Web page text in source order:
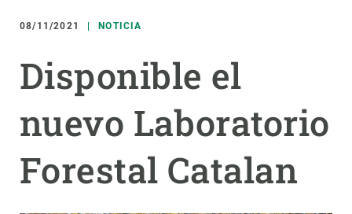
navegación
08/11/2021 NOTICIA
Disponible el
nuevo Laboratorio
Forestal Catalan
responsive
Responsive
menu
INVESTIGACIÓN
CIENCIA EN ACCIÓN
ÚNETE A NOSOTROS